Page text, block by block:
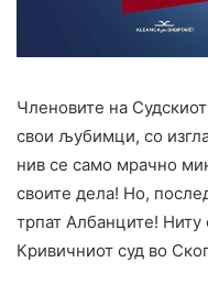
Членовите на
свои љубимци, со
нив се само мрачно
своите дела! Но,
трпат Албанците!
Кривичниот суд во